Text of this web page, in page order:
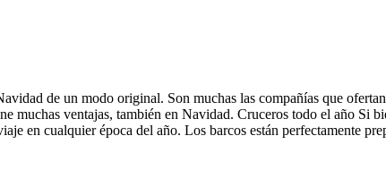
de un modo original. Son muchas las compañías que
muchas ventajas, también en Navidad. Cruceros todo el año Si
en cualquier época del año. Los barcos están perfectamente